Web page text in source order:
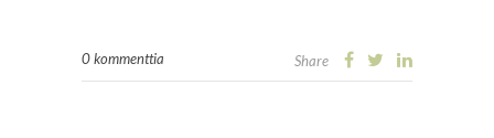
0 kommenttia Share